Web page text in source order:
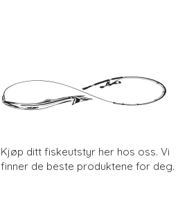
Kjøp ditt fiskeutstyr her hos oss. Vi
finner de beste produktene for deg.